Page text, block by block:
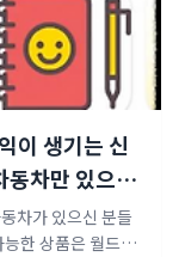
이 생기는 신
동차만 있으면
차가 있으신 분들
한 상품은 월드컵